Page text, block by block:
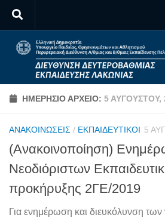
Skip to content
ΗΜΕΡΉΣΙΟ ΑΡΧΕΊΟ: 5 ΑΥΓΟΎΣΤΟΥ,
ΑΝΑΚΟΙΝΏΣΕΙΣ / ΕΚΠΑΙΔΕΥΤΙΚΟΊ 5
(Ανακοινοποίηση)
Νεοδιόριστων
προκήρυξης 2ΓΕ/2019
Για ενημέρωση και διευκόλυνση των